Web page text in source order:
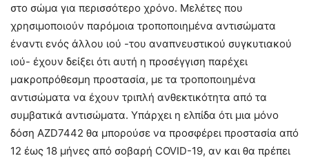
στο σώμα για περισσότερο χρόνο. Μελέτες που
χρησιμοποιούν παρόμοια τροποποιημένα αντισώματα
έναντι ενός άλλου ιού -του αναπνευστικού συγκυτιακού
ιού- έχουν δείξει ότι αυτή η προσέγγιση παρέχει
μακροπρόθεσμη προστασία, με τα τροποποιημένα
αντισώματα να έχουν τριπλή ανθεκτικότητα από τα
συμβατικά αντισώματα. Υπάρχει η ελπίδα ότι μια μόνο
δόση AZD7442 θα μπορούσε να προσφέρει προστασία από
12 έως 18 μήνες από σοβαρή COVID-19, αν και θα πρέπει